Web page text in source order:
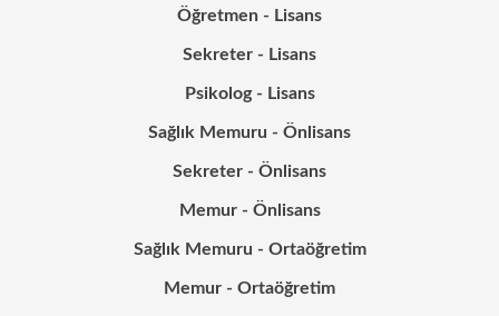
Öğretmen - Lisans
Sekreter - Lisans
Psikolog - Lisans
Sağlık Memuru - Önlisans
Sekreter - Önlisans
Memur - Önlisans
Sağlık Memuru - Ortaöğretim
Memur - Ortaöğretim